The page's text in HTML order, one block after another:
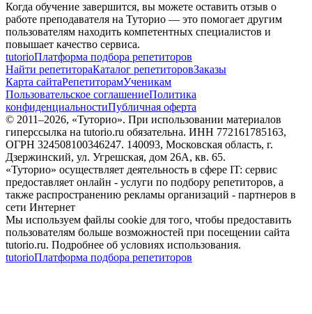
Когда обучение завершится, вы можете оставить отзыв о
работе преподавателя на Туторио — это помогает другим
пользователям находить компетентных специалистов и
повышает качество сервиса.
tutorioПлатформа подбора репетиторов
Найти репетитораКаталог репетиторовЗаказы
Карта сайтаРепетиторамУченикам
Пользовательское соглашениеПолитика
конфиденциальностиПубличная оферта
© 2011–2026, «Туторио». При использовании материалов
гиперссылка на tutorio.ru обязательна. ИНН 772161785163,
ОГРН 324508100346247. 140093, Московская область, г.
Дзержинский, ул. Угрешская, дом 26А, кв. 65.
«Туторио» осуществляет деятельность в сфере IT: сервис
предоставляет онлайн - услуги по подбору репетиторов, а
также распространению рекламы организаций - партнеров в
сети Интернет
Мы используем файлы cookie для того, чтобы предоставить
пользователям больше возможностей при посещении сайта
tutorio.ru. Подробнее об условиях использования.
tutorioПлатформа подбора репетиторов